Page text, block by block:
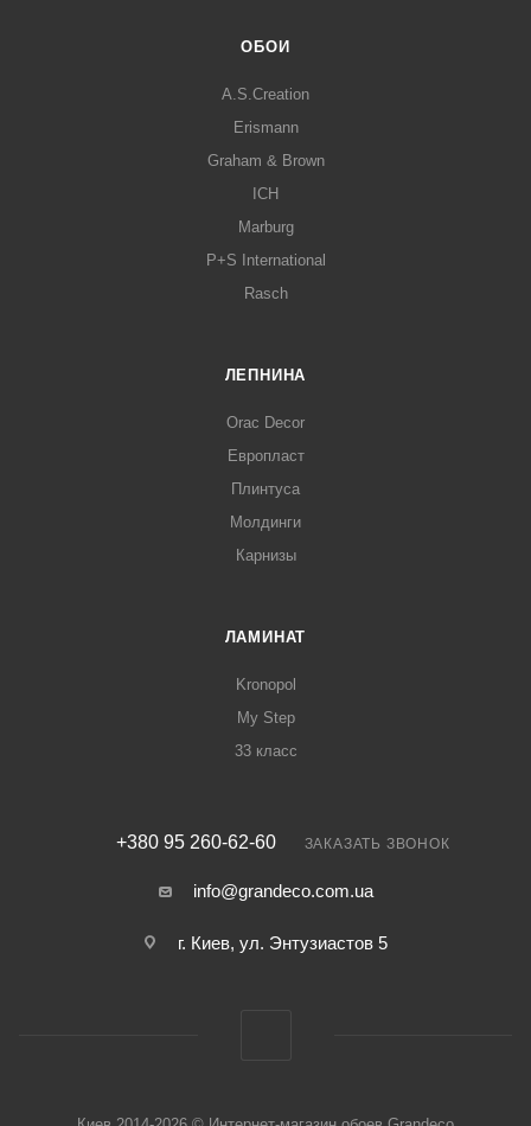
ОБОИ
A.S.Creation
Erismann
Graham & Brown
ICH
Marburg
P+S International
Rasch
ЛЕПНИНА
Orac Decor
Европласт
Плинтуса
Молдинги
Карнизы
ЛАМИНАТ
Kronopol
My Step
33 класс
+380 95 260-62-60 ЗАКАЗАТЬ ЗВОНОК
info@grandeco.com.ua
г. Киев, ул. Энтузиастов 5